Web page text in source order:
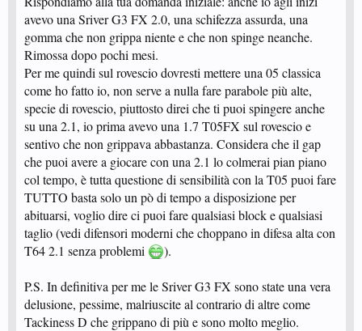
avevo una Sriver G3 FX 2.0, una schifezza assurda, una
gomma che non grippa niente e che non spinge neanche.
Rimossa dopo pochi mesi.
Per me quindi sul rovescio dovresti mettere una 05 classica
come ho fatto io, non serve a nulla fare parabole più alte,
specie di rovescio, piuttosto direi che ti puoi spingere anche
su una 2.1, io prima avevo una 1.7 T05FX sul rovescio e
sentivo che non grippava abbastanza. Considera che il gap
che puoi avere a giocare con una 2.1 lo colmerai pian piano
col tempo, è tutta questione di sensibilità con la T05 puoi fare
TUTTO basta solo un pò di tempo a disposizione per
abituarsi, voglio dire ci puoi fare qualsiasi block e qualsiasi
taglio (vedi difensori moderni che choppano in difesa alta con
T64 2.1 senza problemi
).
P.S. In definitiva per me le Sriver G3 FX sono state una vera
delusione, pessime, malriuscite al contrario di altre come
Tackiness D che grippano di più e sono molto meglio.